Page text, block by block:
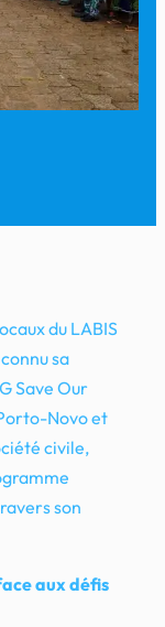
du LABIS
sa
Save Our
Novo et
civile,
son
aux défis